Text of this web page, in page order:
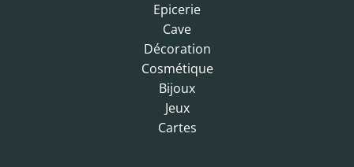
Epicerie
Cave
Décoration
Cosmétique
Bijoux
Jeux
Cartes